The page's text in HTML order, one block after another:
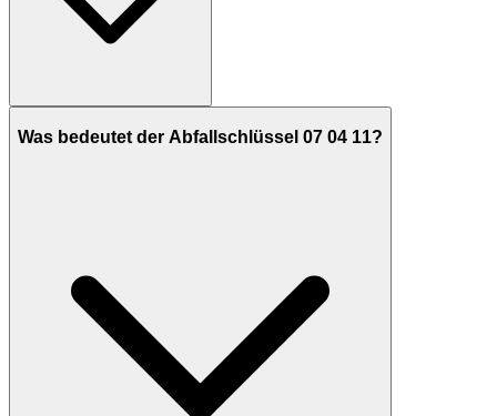
Was bedeutet der Abfallschlüssel 07 04 11?